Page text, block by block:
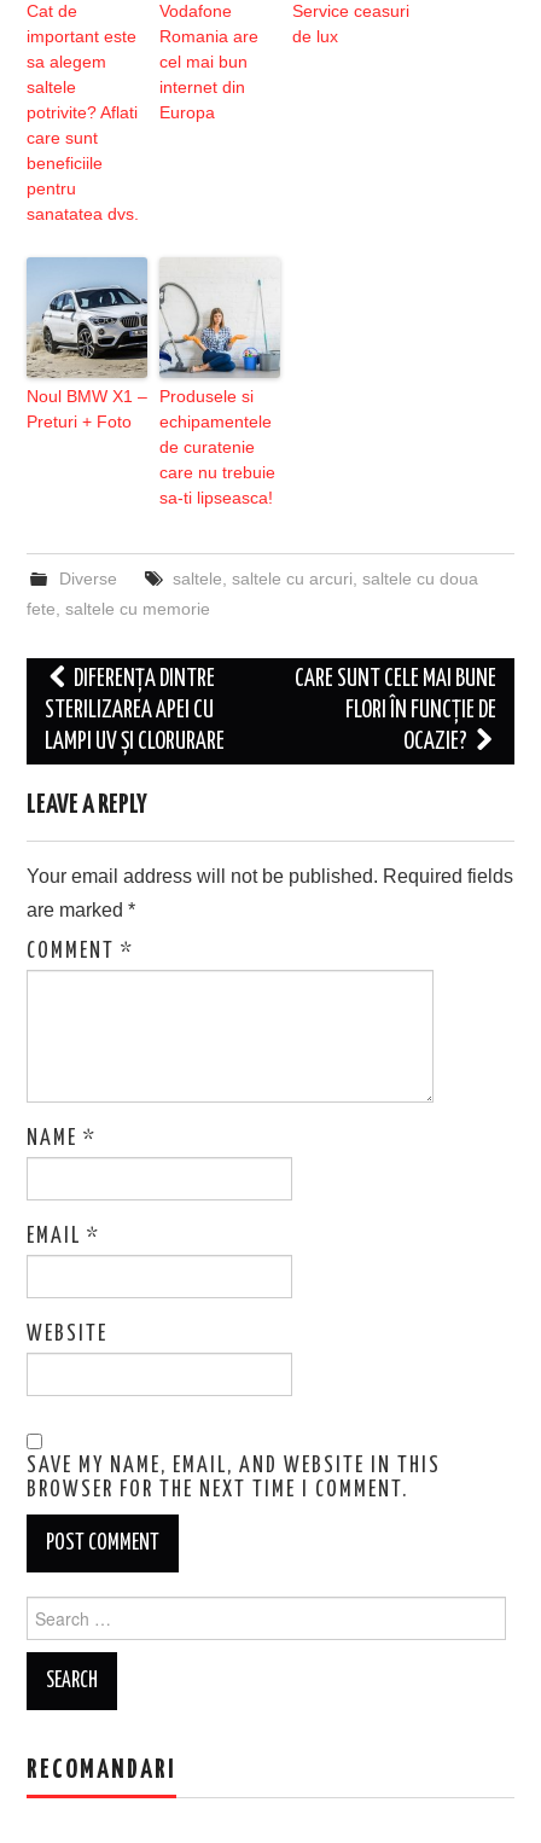
Cat de
important este
sa alegem
saltele
potrivite? Aflati
care sunt
beneficiile
pentru
sanatatea dvs.
Vodafone
Romania are
cel mai bun
internet din
Europa
Service ceasuri
de lux
Noul BMW X1 –
Preturi + Foto
Produsele si
echipamentele
de curatenie
care nu trebuie
sa-ti lipseasca!
Diverse saltele, saltele cu arcuri, saltele cu doua
fete,saltele cu memorie
Post
navigation
DIFERENȚA DINTRE
STERILIZAREA APEI CU
LAMPI UV ȘI CLORURARE
CARE SUNT CELE MAI BUNE
FLORI ÎN FUNCȚIE DE
OCAZIE?
LEAVE A REPLY
Your email address will not be published. Required fields
are marked*
COMMENT*
NAME*
EMAIL*
WEBSITE
SAVE MY NAME, EMAIL, AND WEBSITE IN THIS
BROWSER FOR THE NEXT TIME I COMMENT.
Search
for:
RECOMANDARI